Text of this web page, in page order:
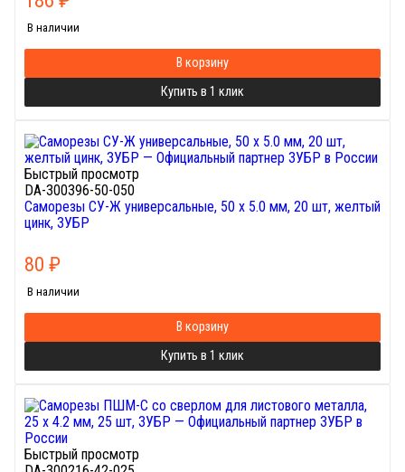
В наличии
В корзину
Купить в 1 клик
Быстрый просмотр
DA-300396-50-050
Саморезы СУ-Ж универсальные, 50 x 5.0 мм, 20 шт, желтый
цинк, ЗУБР
80 ₽
В наличии
В корзину
Купить в 1 клик
Быстрый просмотр